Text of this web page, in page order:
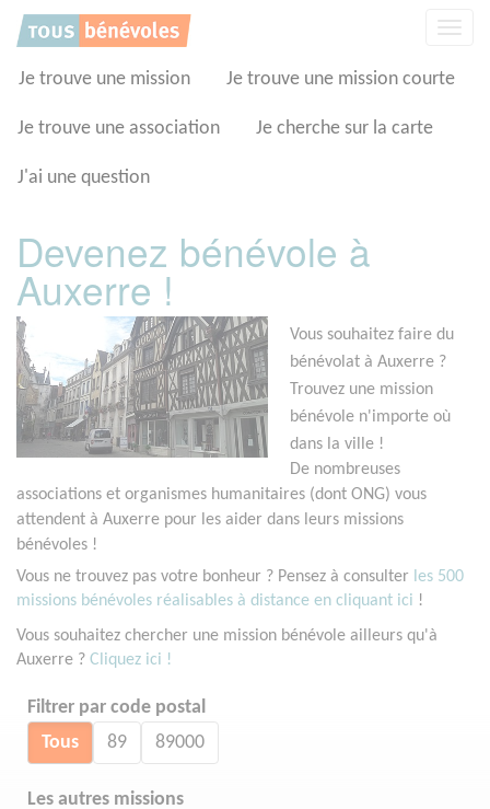
Je trouve une mission Je trouve une mission courte
Je trouve une association Je cherche sur la carte
J'ai une question
Devenez bénévole à
Auxerre !
Vous souhaitez faire du
bénévolat à Auxerre ?
Trouvez une mission
bénévole n'importe où
dans la ville !
De nombreuses
associations et organismes humanitaires (dont ONG) vous
attendent à Auxerre pour les aider dans leurs missions
bénévoles !
Vous ne trouvez pas votre bonheur ? Pensez à consulter les 500
missions bénévoles réalisables à distance en cliquant ici !
Vous souhaitez chercher une mission bénévole ailleurs qu'à
Auxerre ? Cliquez ici !
Filtrer par code postal
Tous 89 89000
Les autres missions
Panneau de gestion des cookies